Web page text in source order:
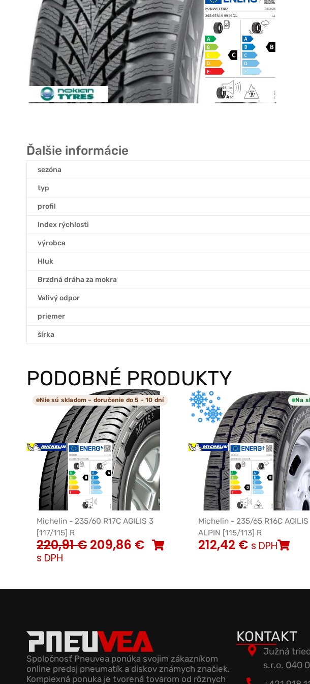
Ďalšie informácie
sezóna
typ
profil
Index rýchlosti
výrobca
Hluk
Brzdná dráha za mokra
Valivý odpor
priemer
šírka
PODOBNÉ PRODUKTY
Nie sú skladom – doručenie do 5 - 10 dní
Michelin - 235/60 R17C AGILIS 3
[117/115] R
220,91€ 209,86 €
s DPH
Na
Michelin - 235/65 R16C AGILIS
ALPIN [115/113] R
212,42 € s DPH
Spoločnosť Pneuvea ponúka svojim zákazníkom
online predaj pneumatík a diskov známych značiek.
Komplexná ponuka je tvorená tovarom od rôznych
KONTAKT
Južná
s.r.o. 040